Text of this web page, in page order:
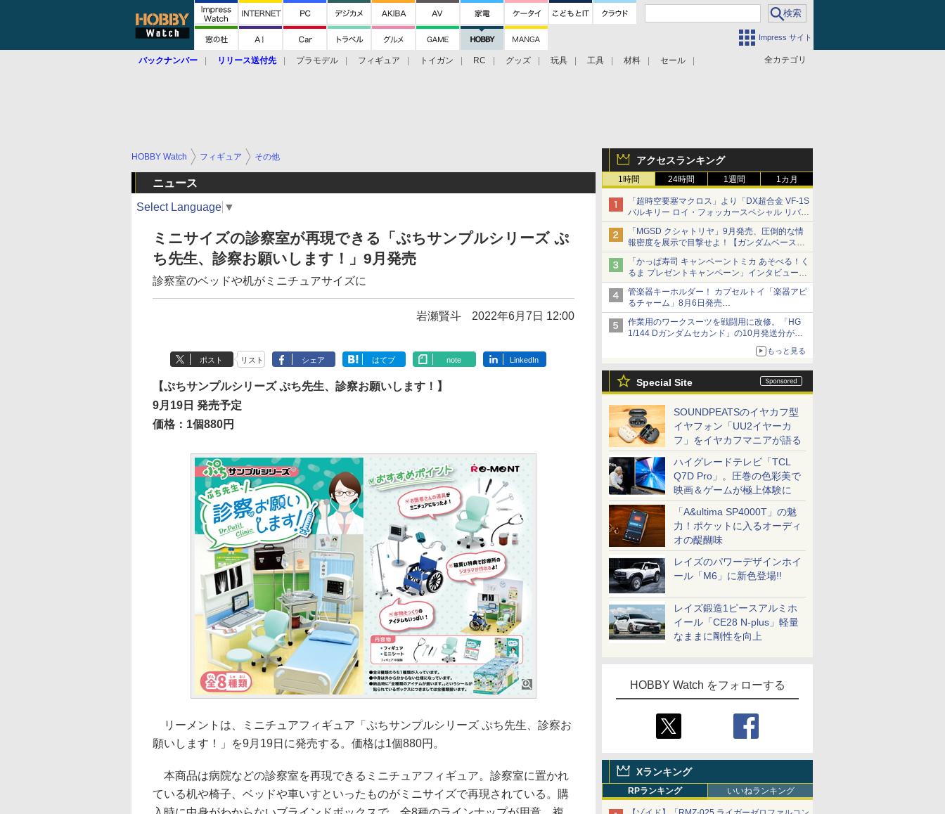
Impress サイト
全カテゴリ
バックナンバー リリース送付先 プラモデル フィギュア トイガン RC グッズ 玩具 工具 材料 セール
アクセスランキング
1時間 24時間 1週間 1カ月
「超時空要塞マクロス」より「DX超合金 VF-1S
バルキリー ロイ・フォッカースペシャル リバイ
バルVer.」本日発売！
「MGSD クシャトリヤ」9月発売、圧倒的な情
報密度を展示で目撃せよ！【ガンダムベース撮
り下ろし】
「かっぱ寿司 キャンペーントミカ あそべる！く
るま プレゼントキャンペーン」インタビュー
子どもが楽しめるかっぱ寿司ならではの体験と
コラボの楽しさを追求
管楽器キーホルダー！ カプセルトイ「楽器アピ
るチャーム」8月6日発売
チューバ、テナサクなど5種各3色
作業用のワークスーツを戦闘用に改修。「HG
1/144 Dガンダムセカンド」の10月発送分が予
約受付中【ガンダムベース撮り下ろし】
もっと見る
Special Site
SOUNDPEATSのイヤカフ型
イヤフォン「UU2イヤーカ
フ」をイヤカフマニアが語る
ハイグレードテレビ「TCL
Q7D Pro」。圧巻の色彩美で
映画＆ゲームが極上体験に
「A&ultima SP4000T」の魅
力！ポケットに入るオーディ
オの醍醐味
レイズのパワーデザインホイ
ール「M6」に新色登場!!
レイズ鍛造1ピースアルミホ
イール「CE28 N-plus」軽量
なままに剛性を向上
HOBBY Watch をフォローする
Xランキング
RPランキング いいねランキング
HOBBY Watch フィギュア その他
ニュース
Select Language ▼
ミニサイズの診察室が再現できる「ぷちサンプルシリーズ ぷ
ち先生、診察お願いします！」9月発売
診察室のベッドや机がミニチュアサイズに
岩瀬賢斗 2022年6月7日 12:00
ポスト リスト シェア はてブ note LinkedIn
【ぷちサンプルシリーズ ぷち先生、診察お願いします！】
9月19日 発売予定
価格：1個880円
リーメントは、ミニチュアフィギュア「ぷちサンプルシリーズ ぷち先生、診察お
願いします！」を9月19日に発売する。価格は1個880円。
本商品は病院などの診察室を再現できるミニチュアフィギュア。診察室に置かれ
ている机や椅子、ベッドや車いすといったものがミニサイズで再現されている。購